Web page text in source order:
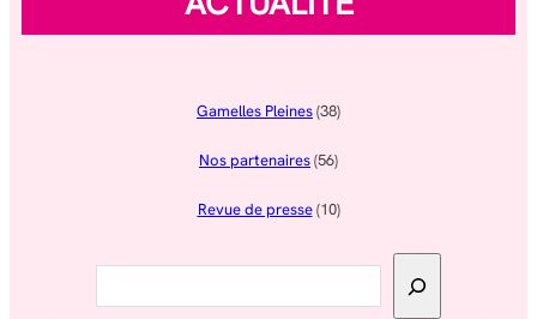
Gamelles Pleines(38)
Nos partenaires(56)
Revue de presse(10)
Rechercher